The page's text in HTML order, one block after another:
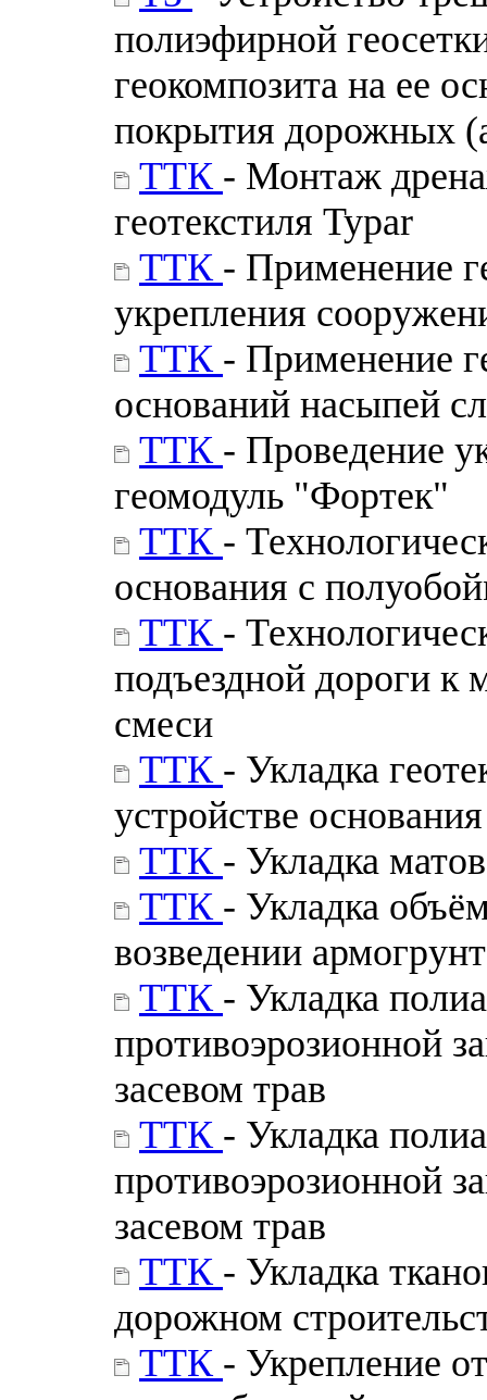
полиэфирной
геокомпозита на ее
покрытия дорожных
ТТК - Монтаж
геотекстиля Typar
ТТК - Применение
укрепления
ТТК - Применение
оснований насыпей
ТТК - Проведение
геомодуль "Фортек"
ТТК -
основания с
ТТК -
подъездной дороги к
смеси
ТТК - Укладка
устройстве
ТТК - Укладка
ТТК - Укладка
возведении
ТТК - Укладка
противоэрозионной
засевом трав
ТТК - Укладка
противоэрозионной
засевом трав
ТТК - Укладка
дорожном
ТТК - Укрепление